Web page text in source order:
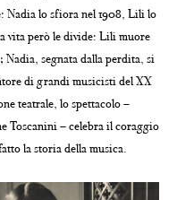
Nadia lo sfiora nel 1908, Lili lo
vita però le divide: Lili muore
Nadia, segnata dalla perdita, si
di grandi musicisti del XX
teatrale, lo spettacolo –
Toscanini – celebra il coraggio
la storia della musica.